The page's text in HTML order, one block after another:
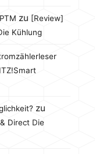
zu [Review]
Kühlung
zu
Direct Die